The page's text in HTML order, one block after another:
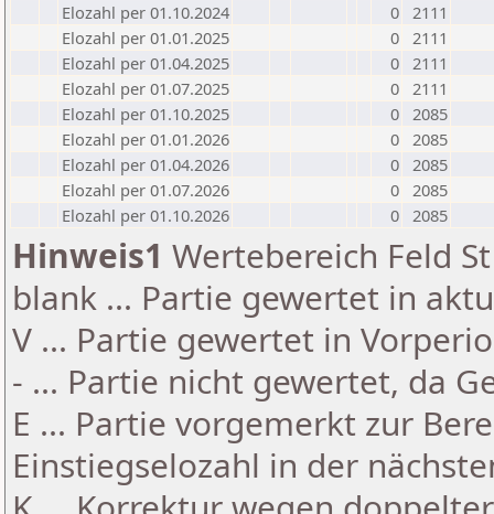
Elozahl per 01.10.2024
0 2111
Elozahl per 01.01.2025
0 2111
Elozahl per 01.04.2025
0 2111
Elozahl per 01.07.2025
0 2111
Elozahl per 01.10.2025
0 2085
Elozahl per 01.01.2026
0 2085
Elozahl per 01.04.2026
0 2085
Elozahl per 01.07.2026
0 2085
Elozahl per 01.10.2026
0 2085
Hinweis1 Wertebereich Feld
blank ... Partie gewertet in
V ... Partie gewertet in
- ... Partie nicht gewertet, da
E ... Partie vorgemerkt zur
Einstiegselozahl in der